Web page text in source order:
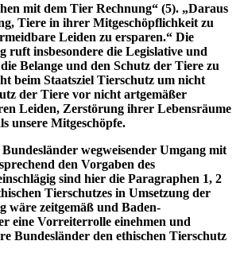
mit dem Tier Rechnung“ (5). „Daraus
Tiere in ihrer Mitgeschöpflichkeit zu
Leiden zu ersparen.“ Die
ruft insbesondere die Legislative und
Belange und den Schutz der Tiere zu
beim Staatsziel Tierschutz um nicht
der Tiere vor nicht artgemäßer
Leiden, Zerstörung ihrer Lebensräume
unsere Mitgeschöpfe.
wegweisender Umgang mit
den Vorgaben des
sind hier die Paragraphen 1, 2
Tierschutzes in Umsetzung der
wäre zeitgemäß und Baden-
eine Vorreiterrolle einehmen und
Bundesländer den ethischen Tierschutz